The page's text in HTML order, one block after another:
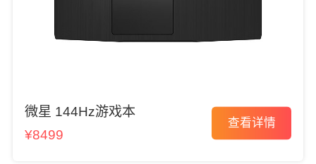
微星 144Hz游戏本
¥8499
查看详情